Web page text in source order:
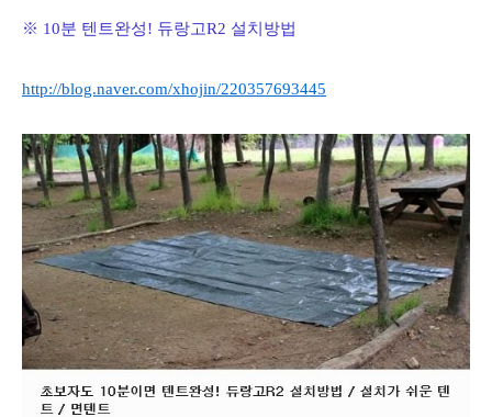
※ 10분 텐트완성! 듀랑고R2 설치방법
http://blog.naver.com/xhojin/220357693445